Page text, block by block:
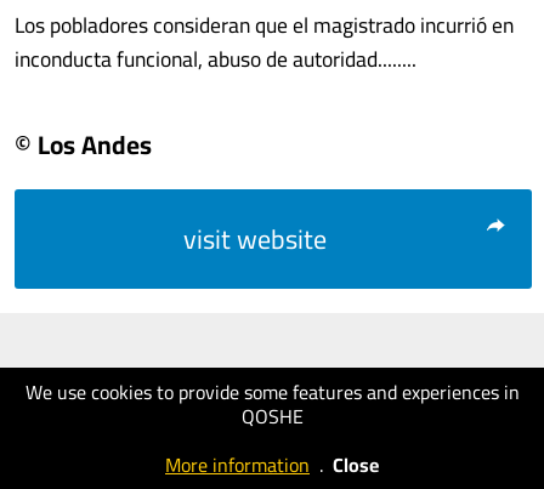
We use cookies to provide some features and experiences in
QOSHE
More information . Close
Los pobladores consideran que el magistrado incurrió en
inconducta funcional, abuso de autoridad........
© Los Andes
visit website